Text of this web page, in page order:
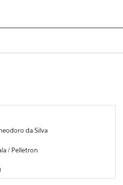
da Silva
/ Pelletron